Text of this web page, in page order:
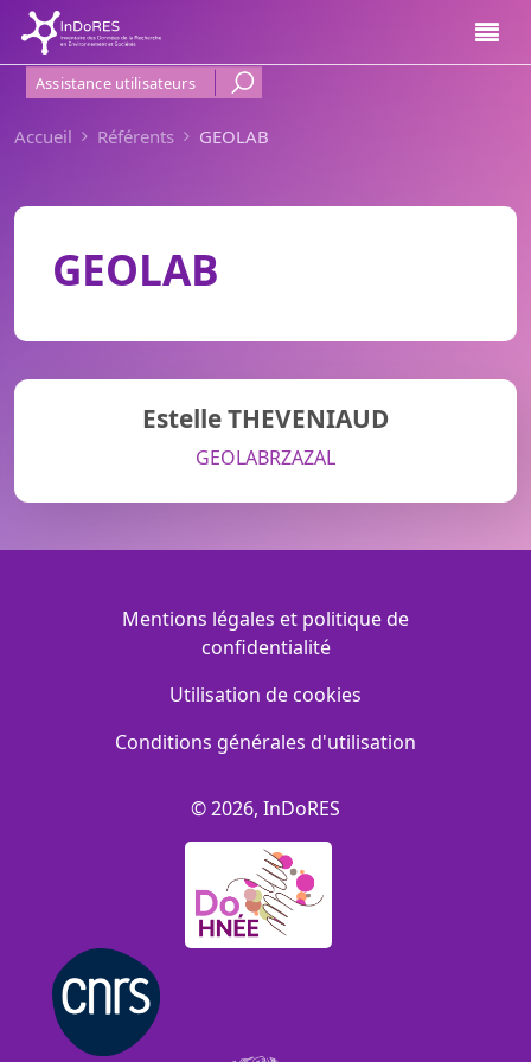
Aller au contenu principal
Menu Haut de page
Assistance utilisateurs
Accueil Référents GEOLAB
GEOLAB
Estelle THEVENIAUD
GEOLABRZAZAL
Menu Footer
Mentions légales et politique de
confidentialité
Utilisation de cookies
Conditions générales d'utilisation
© 2026, InDoRES